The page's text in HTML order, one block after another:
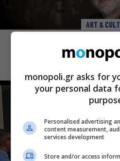
ART &
«Τριτώνει» το
με επικεφαλής
monopoli.gr asks for
your personal data
Personalised advertising
content measurement,
services development
Store and/or access